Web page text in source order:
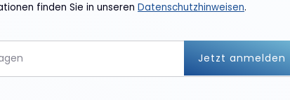
finden Sie in unserenDatenschutzhinweisen.
Jetzt anmelden